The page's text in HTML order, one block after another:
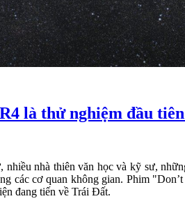
là thử nghiệm đầu
nhà thiên văn học và kỹ sư,
các cơ quan không gian. Phim
đang tiến về Trái Đất.